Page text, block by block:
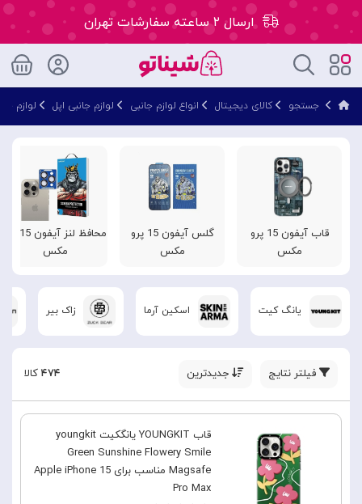
ارسال ۲ ساعته سفارشات تهران
۵۰ هزار تومان تخفیف اولین سفارش کد: WLC
ارسال ۲ ساعته سفارشات تهران جستجو کالای دیجیتال انواع لوازم جانبی لوازم جانبی اپل لوازم
قاب آیفون 15 پرو
مکس
گلس آیفون 15 پرو
مکس
مکس
یانگ کیت اسکین آرما زاک بیر
فیلتر نتایج جدیدترین ۴۷۴ کالا
قاب YOUNGKIT یانگکیت youngkit
Green Sunshine Flowery Smile
Magsafe مناسب برای Apple iPhone 15
Pro Max